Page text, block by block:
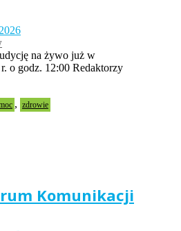
na żywo już w
o godz. 12:00 Redaktorzy
, zdrowie
Komunikacji